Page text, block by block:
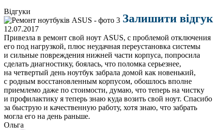
Залишити відгук
Відгуки
12.07.2017
Привезла в ремонт свой ноут ASUS, с проблемой отключения
его под нагрузкой, плюс неудачная переустановка системы
и сильные повреждения нижней части корпуса, попросила
сделать диагностику, боялась, что поломка серьезнее,
на четвертый день ноутбук забрала домой как новенький,
с родным восстановленным корпусом, обошлось вполне
приемлемо даже по стоимости, думаю, что теперь на чистку
и профилактику я теперь знаю куда возить свой ноут. Спасибо
за быструю и качественную работу, хотя знаю, что забрать
могла его на день раньше.
Ольга